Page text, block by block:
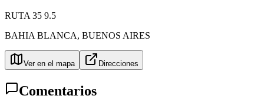
RUTA 35 9.5
BAHIA BLANCA, BUENOS AIRES
Ver en el mapa Direcciones
Comentarios